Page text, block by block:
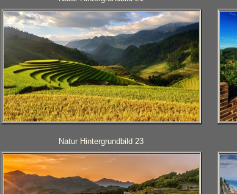
Natur Hintergrundbild 23